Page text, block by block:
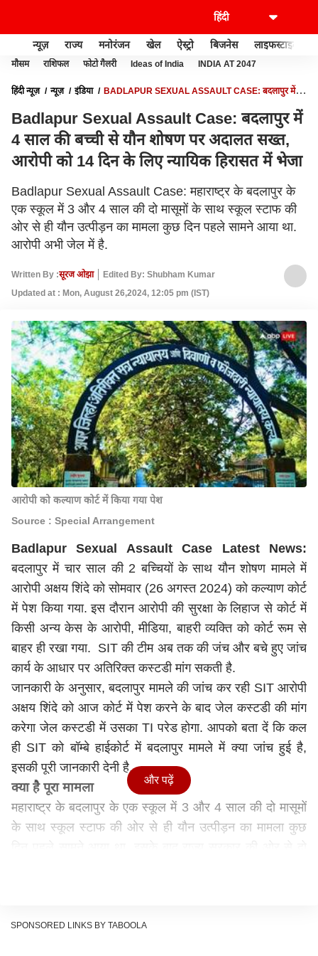
न्यूज़ राज्य मनोरंजन खेल ऐस्ट्रो बिजनेस लाइफस्टाइल
मौसम राशिफल फोटो गैलरी Ideas of India INDIA AT 2047
हिंदी न्यूज़ न्यूज़ इंडिया
BADLAPUR SEXUAL ASSAULT CASE: बदलापुर में 4
भेजा
Badlapur Sexual Assault Case: बदलापुर में
4 साल की बच्ची से यौन शोषण पर अदालत सख्त,
आरोपी को 14 दिन के लिए न्यायिक हिरासत में भेजा
Badlapur Sexual Assault Case: महाराष्ट्र के बदलापुर के
एक स्कूल में 3 और 4 साल की दो मासूमों के साथ स्कूल स्टाफ की
ओर से ही यौन उत्पीड़न का मामला कुछ दिन पहले सामने आया था.
आरोपी अभी जेल में है.
Written By :सूरज ओझा
Edited By: Shubham Kumar
Updated at : Mon, August 26,2024, 12:05 pm (IST)
आरोपी को कल्याण कोर्ट में किया गया पेश
Source : Special Arrangement
Badlapur Sexual Assault Case Latest News:
बदलापुर में चार साल की 2 बच्चियों के साथ यौन शोषण मामले में
आरोपी अक्षय शिंदे को सोमवार (26 अगस्त 2024) को कल्याण कोर्ट
में पेश किया गया. इस दौरान आरोपी की सुरक्षा के लिहाज से कोर्ट में
किसी अन्य केस के आरोपी, मीडिया, बाहरी व्यक्ति को कोर्ट रूम से
बाहर ही रखा गया. SIT की टीम अब तक की जंच और बचे हुए जांच
कार्य के आधार पर अतिरिक्त कस्टडी मांग सकती है.
जानकारी के अनुसार, बदलापुर मामले की जांच कर रही SIT आरोपी
अक्षय शिंदे को आज कोर्ट में पेश करने के बाद जेल कस्टडी की मांग
करेगा जेल कस्टडी में उसका TI परेड होगा. आपको बता दें कि कल
ही SIT को बॉम्बे हाईकोर्ट में बदलापुर मामले में क्या जांच हुई है,
इसकी पूरी जानकारी देनी है.
क्या है पूरा मामला
महाराष्ट्र के बदलापुर के एक स्कूल में 3 और 4 साल की दो मासूमों
के साथ स्कूल स्टाफ की ओर से ही यौन उत्पीड़न का मामला कुछ
को गिरफ्तार कर लिया था. पुलिस उससे लगातार पूछताछ कर रही है.
और पढ़ें
SPONSORED LINKS BY TABOOLA